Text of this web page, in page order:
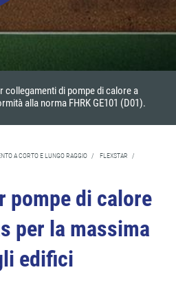
di pompe di calore a
alla norma FHRK GE101 (D01).
A CORTO E LUNGO RAGGIO / FLEXSTAR /
pompe di calore
per la massima
edifici